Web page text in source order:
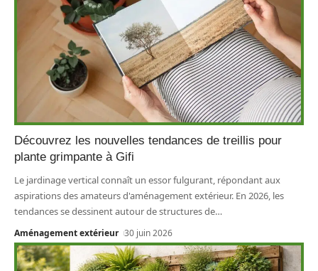
Découvrez les nouvelles tendances de treillis pour
plante grimpante à Gifi
Le jardinage vertical connaît un essor fulgurant, répondant aux
aspirations des amateurs d'aménagement extérieur. En 2026, les
tendances se dessinent autour de structures de…
Aménagement extérieur 30 juin 2026